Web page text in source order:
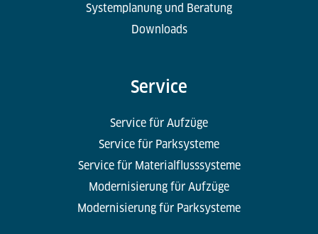
Systemplanung und Beratung
Downloads
Service
Service für Aufzüge
Service für Parksysteme
Service für Materialflusssysteme
Modernisierung für Aufzüge
Modernisierung für Parksysteme